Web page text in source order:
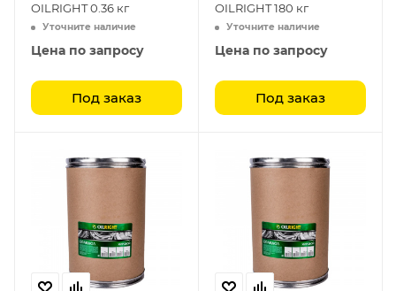
OILRIGHT 0.36 кг
Уточните наличие
Цена по запросу
Под заказ
OILRIGHT 180 кг
Уточните наличие
Цена по запросу
Под заказ